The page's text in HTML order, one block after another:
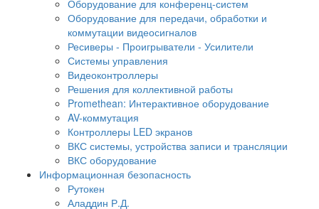
Оборудование для конференц-систем
Оборудование для передачи, обработки и
коммутации видеосигналов
Ресиверы - Проигрыватели - Усилители
Системы управления
Видеоконтроллеры
Решения для коллективной работы
Promethean: Интерактивное оборудование
AV-коммутация
Контроллеры LED экранов
ВКС системы, устройства записи и трансляции
ВКС оборудование
Информационная безопасность
Рутокен
Аладдин Р.Д.